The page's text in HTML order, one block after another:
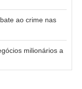
ao crime nas
milionários a